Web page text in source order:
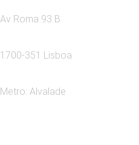
Av Roma 93 B
1700-351 Lisboa
Metro: Alvalade